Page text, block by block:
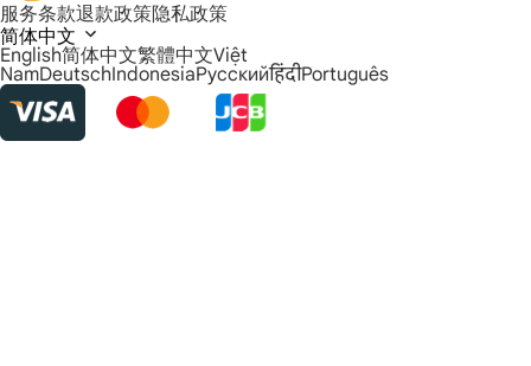
服务条款退款政策隐私政策
简体中文
English简体中文繁體中文Việt
NamDeutschIndonesiaРусскийहिंदीPortuguês